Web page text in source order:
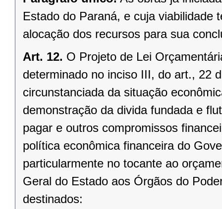
Estado do Paraná, e cuja viabilidade
alocação dos recursos para sua
Art. 12. O Projeto de Lei
determinado no inciso III, do art., 22
circunstanciada da situação
demonstração da divida fundada e
pagar e outros compromissos
política econômica financeira do
particularmente no tocante ao
Geral do Estado aos Órgãos do
destinados: